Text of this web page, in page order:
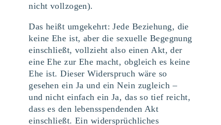
nicht vollzogen).
Das heißt umgekehrt: Jede Beziehung, die
keine Ehe ist, aber die sexuelle Begegnung
einschließt, vollzieht also einen Akt, der
eine Ehe zur Ehe macht, obgleich es keine
Ehe ist. Dieser Widerspruch wäre so
gesehen ein Ja und ein Nein zugleich –
und nicht einfach ein Ja, das so tief reicht,
dass es den lebensspendenden Akt
einschließt. Ein widersprüchliches